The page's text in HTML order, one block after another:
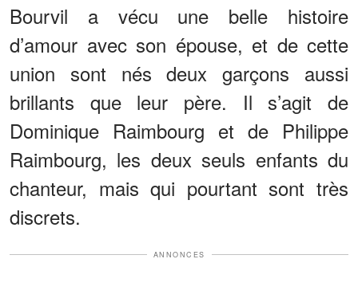
Bourvil a vécu une belle histoire
d’amour avec son épouse, et de cette
union sont nés deux garçons aussi
brillants que leur père. Il s’agit de
Dominique Raimbourg et de Philippe
Raimbourg, les deux seuls enfants du
chanteur, mais qui pourtant sont très
discrets.
ANNONCES